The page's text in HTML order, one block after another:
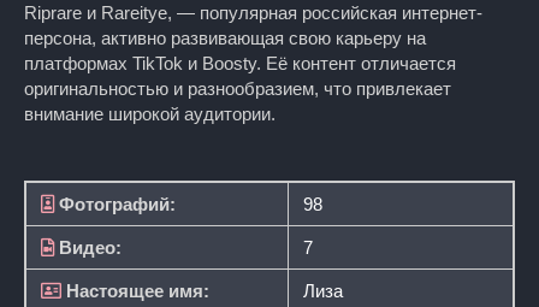
Riprare и Rareitye, — популярная российская интернет-
персона, активно развивающая свою карьеру на
платформах TikTok и Boosty. Её контент отличается
оригинальностью и разнообразием, что привлекает
внимание широкой аудитории.
Фотографий: 98
Видео: 7
Настоящее имя: Лиза